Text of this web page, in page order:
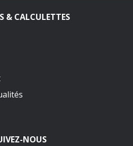
& CALCULETTES
NOUS